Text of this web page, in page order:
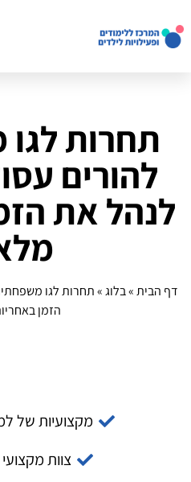
תחרות
להורים
לנהל את
דף הבית»בלוג»תחרות לגו
הזמן
מקצועיות של
צוות